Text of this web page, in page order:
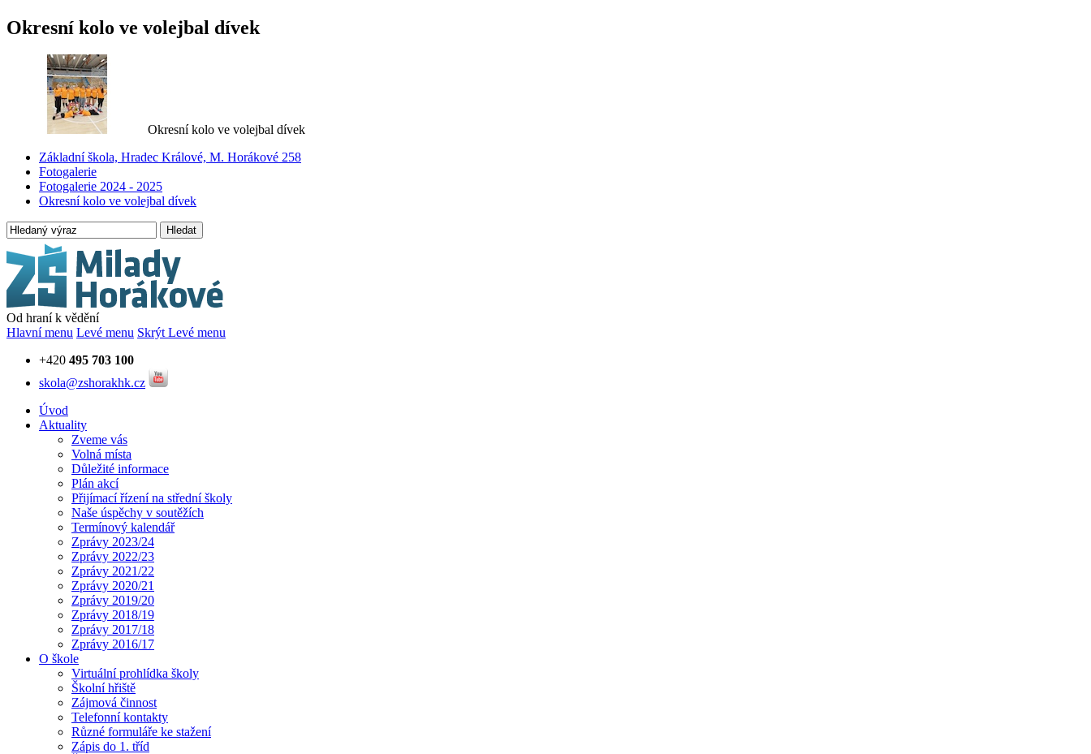
Okresní kolo ve volejbal dívek
Okresní kolo ve volejbal dívek
Základní škola, Hradec Králové, M. Horákové 258
Fotogalerie
Fotogalerie 2024 - 2025
Okresní kolo ve volejbal dívek
Hledat
Od hraní k vědění
Hlavní menu Levé menu Skrýt Levé menu
+420 495 703 100
skola@zshorakhk.cz
Úvod
Aktuality
Zveme vás
Volná místa
Důležité informace
Plán akcí
Přijímací řízení na střední školy
Naše úspěchy v soutěžích
Termínový kalendář
Zprávy 2023/24
Zprávy 2022/23
Zprávy 2021/22
Zprávy 2020/21
Zprávy 2019/20
Zprávy 2018/19
Zprávy 2017/18
Zprávy 2016/17
O škole
Virtuální prohlídka školy
Školní hřiště
Zájmová činnost
Telefonní kontakty
Různé formuláře ke stažení
Zápis do 1. tříd